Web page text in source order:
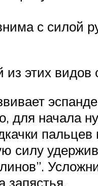
с силой
из этих видов
для начала
запястья.